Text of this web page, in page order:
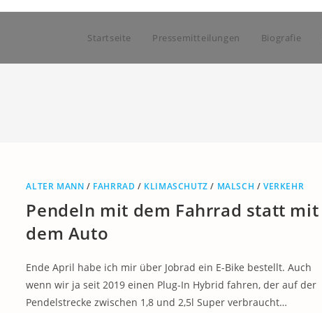
Startseite Pressemitteilungen Biografie
ALTER MANN / FAHRRAD / KLIMASCHUTZ / MALSCH / VERKEHR
Pendeln mit dem Fahrrad statt mit
dem Auto
Ende April habe ich mir über Jobrad ein E-Bike bestellt. Auch
wenn wir ja seit 2019 einen Plug-In Hybrid fahren, der auf der
Pendelstrecke zwischen 1,8 und 2,5l Super verbraucht…